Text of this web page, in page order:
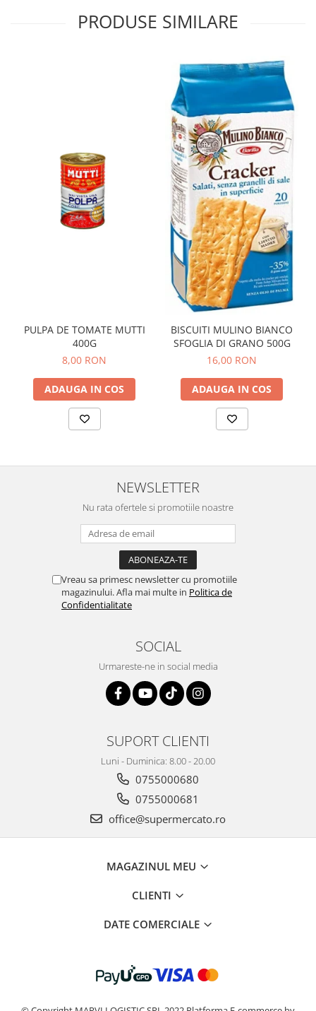
PRODUSE SIMILARE
PULPA DE TOMATE MUTTI
400G
8,00 RON
ADAUGA IN COS
BISCUITI MULINO BIANCO
SFOGLIA DI GRANO 500G
16,00 RON
ADAUGA IN COS
NEWSLETTER
Nu rata ofertele si promotiile noastre
Vreau sa primesc newsletter cu promotiile
magazinului. Afla mai multe in Politica de
Confidentialitate
SOCIAL
Urmareste-ne in social media
SUPORT CLIENTI
Luni - Duminica: 8.00 - 20.00
0755000680
0755000681
office@supermercato.ro
MAGAZINUL MEU
CLIENTI
DATE COMERCIALE